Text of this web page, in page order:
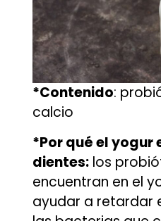
*Contenido:
calcio
*Por qué el yogur
dientes: los
encuentran en el
ayudar a retardar